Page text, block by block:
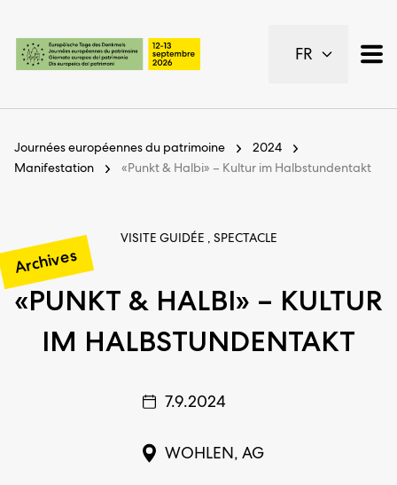
Pages importantes
Page d’accueil
Contenu
Plan du site
FR
Journées européennes du patrimoine
2024
Manifestation
«Punkt & Halbi» – Kultur im Halbstundentakt
VISITE GUIDÉE , SPECTACLE
Archives
«PUNKT & HALBI» – KULTUR
IM HALBSTUNDENTAKT
7.9.2024
WOHLEN, AG